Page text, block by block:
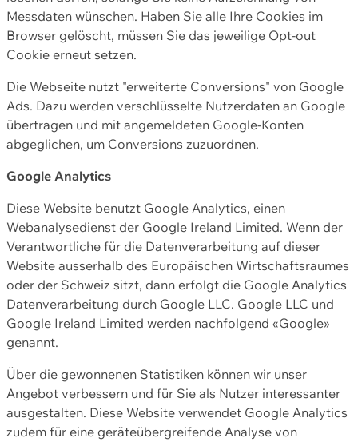
Messdaten wünschen. Haben Sie alle Ihre Cookies im
Browser gelöscht, müssen Sie das jeweilige Opt-out
Cookie erneut setzen.
Die Webseite nutzt "erweiterte Conversions" von Google
Ads. Dazu werden verschlüsselte Nutzerdaten an Google
übertragen und mit angemeldeten Google-Konten
abgeglichen, um Conversions zuzuordnen.
Google Analytics
Diese Website benutzt Google Analytics, einen
Webanalysedienst der Google Ireland Limited. Wenn der
Verantwortliche für die Datenverarbeitung auf dieser
Website ausserhalb des Europäischen Wirtschaftsraumes
oder der Schweiz sitzt, dann erfolgt die Google Analytics
Datenverarbeitung durch Google LLC. Google LLC und
Google Ireland Limited werden nachfolgend «Google»
genannt.
Über die gewonnenen Statistiken können wir unser
Angebot verbessern und für Sie als Nutzer interessanter
ausgestalten. Diese Website verwendet Google Analytics
zudem für eine geräteübergreifende Analyse von